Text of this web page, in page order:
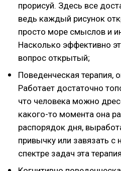
прорисуй. Здесь все
ведь каждый рисунок
просто море смыслов и
Насколько эффективно
вопрос открытый;
Поведенческая терапия,
Работает достаточно
что человека можно
какого-то момента она
распорядок дня,
привычку или завязать с
спектре задач эта